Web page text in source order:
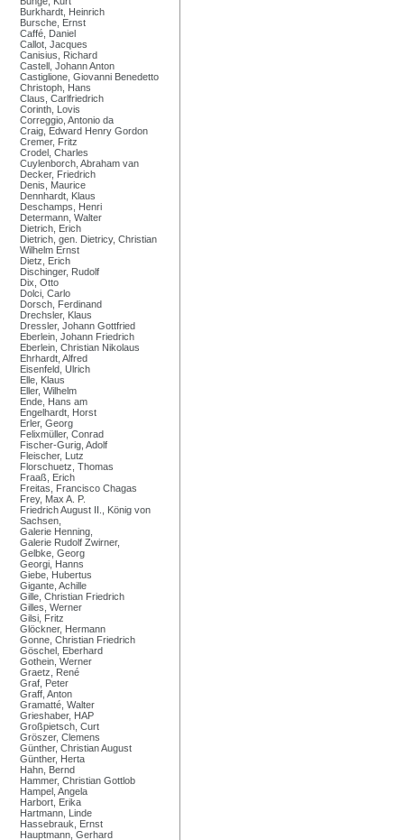
Burkhardt, Heinrich
Bursche, Ernst
Caffé, Daniel
Callot, Jacques
Canisius, Richard
Castell, Johann Anton
Castiglione, Giovanni Benedetto
Christoph, Hans
Claus, Carlfriedrich
Corinth, Lovis
Correggio, Antonio da
Craig, Edward Henry Gordon
Cremer, Fritz
Crodel, Charles
Cuylenborch, Abraham van
Decker, Friedrich
Denis, Maurice
Dennhardt, Klaus
Deschamps, Henri
Determann, Walter
Dietrich, Erich
Dietrich, gen. Dietricy, Christian
Wilhelm Ernst
Dietz, Erich
Dischinger, Rudolf
Dix, Otto
Dolci, Carlo
Dorsch, Ferdinand
Drechsler, Klaus
Dressler, Johann Gottfried
Eberlein, Johann Friedrich
Eberlein, Christian Nikolaus
Ehrhardt, Alfred
Eisenfeld, Ulrich
Elle, Klaus
Eller, Wilhelm
Ende, Hans am
Engelhardt, Horst
Erler, Georg
Felixmüller, Conrad
Fischer-Gurig, Adolf
Fleischer, Lutz
Florschuetz, Thomas
Fraaß, Erich
Freitas, Francisco Chagas
Frey, Max A. P.
Friedrich August II., König von
Sachsen,
Galerie Henning,
Galerie Rudolf Zwirner,
Gelbke, Georg
Georgi, Hanns
Giebe, Hubertus
Gigante, Achille
Gille, Christian Friedrich
Gilles, Werner
Gilsi, Fritz
Glöckner, Hermann
Gonne, Christian Friedrich
Göschel, Eberhard
Gothein, Werner
Graetz, René
Graf, Peter
Graff, Anton
Gramatté, Walter
Grieshaber, HAP
Großpietsch, Curt
Gröszer, Clemens
Günther, Christian August
Günther, Herta
Hahn, Bernd
Hammer, Christian Gottlob
Hampel, Angela
Harbort, Erika
Hartmann, Linde
Hassebrauk, Ernst
Hauptmann, Gerhard